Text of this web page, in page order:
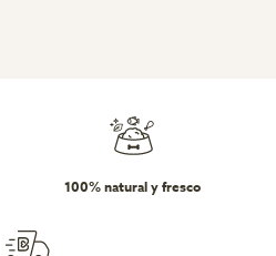
100% natural y fresco